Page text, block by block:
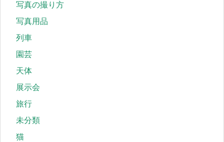
写真の撮り方
写真用品
列車
園芸
天体
展示会
旅行
未分類
猫